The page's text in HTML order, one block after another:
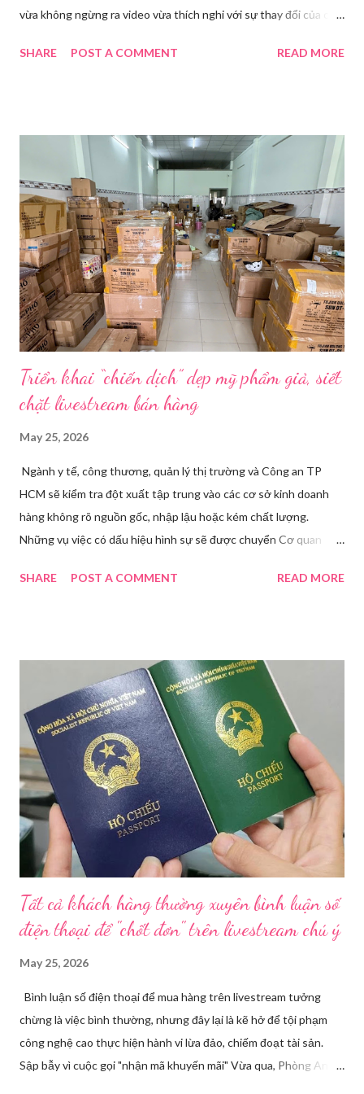
vừa không ngừng ra video vừa thích nghi với sự thay đổi của các
Huawei tại Hội nghị Di động Thế giới tại Thượng Hải năm 2021.
thay đồ. Chỉ trong vài phút, phòng khách được sắp xếp lại. Hai
đèn chiếu ngược sáng bật lên. Một chiếc điện thoại được gắn cố
định. Cả ba người vào vị trí. Wu đã chuẩn bị sẵn lời thoại và trao
đổi trước cách diễn đạt với ông và mẹ, thậm chí còn bàn xem
dùng từ nào trong phương ngữ Thượng Hải nghe tự nhiên nhất
trên camera. Ông cô nhăn mặt khi nghe giải thích về Thế vận
hội Mùa đông. “Người già như tụi ông không hiểu mấy cái này...
SHARE POST A COMMENT READ MORE
Triển khai “chiến dịch” dẹp mỹ phẩm giả, siết
chặt livestream bán hàng
May 25, 2026
Ngành y tế, công thương, quản lý thị trường và Công an TP
HCM sẽ kiểm tra đột xuất tập trung vào các cơ sở kinh doanh
hàng không rõ nguồn gốc, nhập lậu hoặc kém chất lượng.
Những vụ việc có dấu hiệu hình sự sẽ được chuyển Cơ quan
Hoài Nam đã ký ban hành Kế hoạch số 4316/KH-SYT về việc
trạng kinh doanh mỹ phẩm thật - giả lẫn lộn. Để chấn chỉnh, Sở Y
tế TP HCM sẽ phối hợp với các sở, ngành và chính quyền địa
phương tăng cường kiểm tra, giám sát. Đợt này, Phòng Nghiệp
vụ Dược sẽ tham mưu Giám đốc Sở Y tế thành lập Tổ công tác
về mỹ phẩm. Cơ quan Cảnh sát điều tra Công an TP HCM vừa
triệt phá đường dây sản xuất, buôn bán mỹ phẩm giả quy mô
lớn, hoạt động tinh vi ngay giữa khu dân cư ở phường Tân Tạo.
Bên cạnh đó, Sở Y tế sẽ công khai danh ...
SHARE POST A COMMENT READ MORE
Tất cả khách hàng thường xuyên bình luận số
điện thoại để "chốt đơn" trên livestream chú ý
May 25, 2026
Bình luận số điện thoại để mua hàng trên livestream tưởng
chừng là việc bình thường, nhưng đây lại là kẽ hở để tội phạm
công nghệ cao thực hiện hành vi lừa đảo, chiếm đoạt tài sản.
Sập bẫy vì cuộc gọi "nhận mã khuyến mãi" Vừa qua, Phòng An